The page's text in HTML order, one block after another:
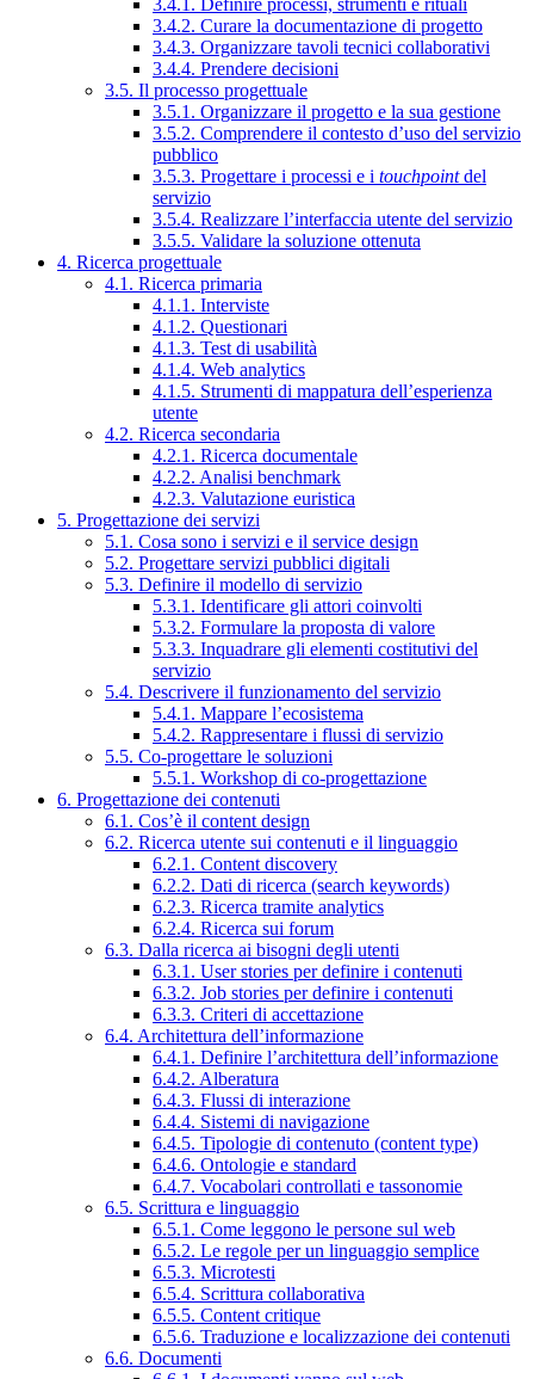
3.4.1. Definire processi, strumenti e rituali
3.4.2. Curare la documentazione di progetto
3.4.3. Organizzare tavoli tecnici collaborativi
3.4.4. Prendere decisioni
3.5. Il processo progettuale
3.5.1. Organizzare il progetto e la sua gestione
3.5.2. Comprendere il contesto d’uso del servizio
pubblico
3.5.3. Progettare i processi e i touchpointdel
servizio
3.5.4. Realizzare l’interfaccia utente del servizio
3.5.5. Validare la soluzione ottenuta
4. Ricerca progettuale
4.1. Ricerca primaria
4.1.1. Interviste
4.1.2. Questionari
4.1.3. Test di usabilità
4.1.4. Web analytics
4.1.5. Strumenti di mappatura dell’esperienza
utente
4.2. Ricerca secondaria
4.2.1. Ricerca documentale
4.2.2. Analisi benchmark
4.2.3. Valutazione euristica
5. Progettazione dei servizi
5.1. Cosa sono i servizi e il service design
5.2. Progettare servizi pubblici digitali
5.3. Definire il modello di servizio
5.3.1. Identificare gli attori coinvolti
5.3.2. Formulare la proposta di valore
5.3.3. Inquadrare gli elementi costitutivi del
servizio
5.4. Descrivere il funzionamento del servizio
5.4.1. Mappare l’ecosistema
5.4.2. Rappresentare i flussi di servizio
5.5. Co-progettare le soluzioni
5.5.1. Workshop di co-progettazione
6. Progettazione dei contenuti
6.1. Cos’è il content design
6.2. Ricerca utente sui contenuti e il linguaggio
6.2.1. Content discovery
6.2.2. Dati di ricerca (search keywords)
6.2.3. Ricerca tramite analytics
6.2.4. Ricerca sui forum
6.3. Dalla ricerca ai bisogni degli utenti
6.3.1. User stories per definire i contenuti
6.3.2. Job stories per definire i contenuti
6.3.3. Criteri di accettazione
6.4. Architettura dell’informazione
6.4.1. Definire l’architettura dell’informazione
6.4.2. Alberatura
6.4.3. Flussi di interazione
6.4.4. Sistemi di navigazione
6.4.5. Tipologie di contenuto (content type)
6.4.6. Ontologie e standard
6.4.7. Vocabolari controllati e tassonomie
6.5. Scrittura e linguaggio
6.5.1. Come leggono le persone sul web
6.5.2. Le regole per un linguaggio semplice
6.5.3. Microtesti
6.5.4. Scrittura collaborativa
6.5.5. Content critique
6.5.6. Traduzione e localizzazione dei contenuti
6.6. Documenti